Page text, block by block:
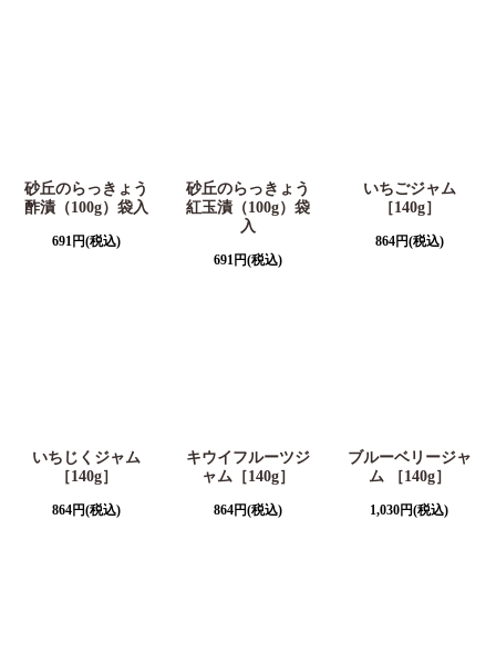
砂丘のらっきょう
酢漬（100g）袋入
691円(税込)
砂丘のらっきょう
紅玉漬（100g）袋
入
691円(税込)
いちごジャム
［140g］
864円(税込)
いちじくジャム
［140g］
864円(税込)
キウイフルーツジ
ャム［140g］
864円(税込)
ブルーベリージャ
ム ［140g］
1,030円(税込)